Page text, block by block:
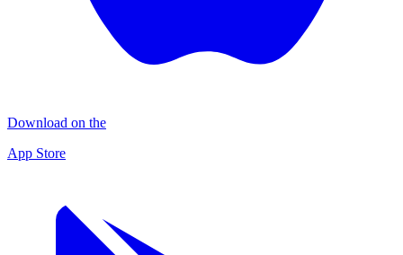
Download on the
App Store